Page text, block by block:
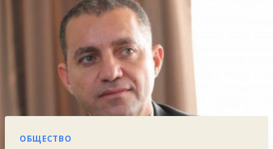
ОБЩЕСТВО